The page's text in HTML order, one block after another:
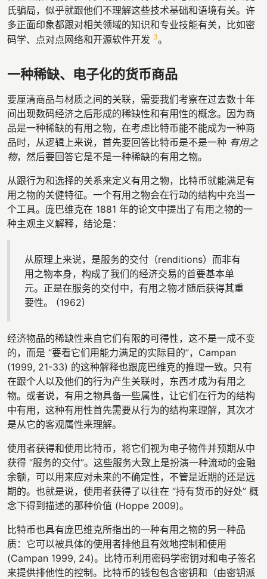
氏骗局，似乎就跟他们不理解这些技术基础和语境有关。许
多正面印象都跟对相关领域的知识和专业技能有关，比如密
码学、点对点网络和开源软件开发 3。
一种稀缺、电子化的货币商品
要厘清商品与材质之间的关联，需要我们考察在过去数十年
间出现数码经济之后形成的稀缺性和有用性的概念。因为商
品是一种稀缺的有用之物，在考虑比特币能不能成为一种商
品时，从逻辑上来说，首先要回答比特币是不是一种 有用之
物，然后要回答它是不是一种稀缺的有用之物。
从跟行为和选择的关系来定义有用之物，比特币就能满足有
用之物的关健特征。一个有用之物会在行动的结构中充当一
个工具。庞巴维克在 1881 年的论文中提出了有用之物的一
种主观主义解释，结论是：
从原理上来说，是服务的交付（renditions）而非有
用之物本身，构成了我们的经济交易的首要基本单
元。正是在服务的交付中，有用之物才随后获得其重
要性。 (1962)
经济物品的稀缺性来自它们有限的可得性，这不是一成不变
的，而是 “要看它们用能力满足的实际目的”，Campan
(1999, 21-33) 的这种解释也跟庞巴维克的推理一致。只有
在跟个人以及他们的行为产生关联时，东西才成为有用之
物。或者说，有用之物具备一些属性，让它们在行为的结构
中有用，这种有用性首先需要从行为的结构来理解，其次才
是从它的客观属性来理解。
使用者获得和使用比特币，将它们视为电子物件并预期从中
获得 “服务的交付”。这些服务大致上是扮演一种流动的金融
余额，可以用来应对未来的不确定性，不管是近期的还是远
期的。也就是说，使用者获得了以往在 “持有货币的好处” 概
念下得到描述的那种价值 (Hoppe 2009)。
比特币也具有庞巴维克所指出的一种有用之物的另一种品
质：它可以被具体的使用者排他且有效地控制和使用
(Campan 1999, 24)。比特币利用密码学密钥对和电子签名
来提供排他性的控制。比特币的钱包包含密钥和（由密钥派